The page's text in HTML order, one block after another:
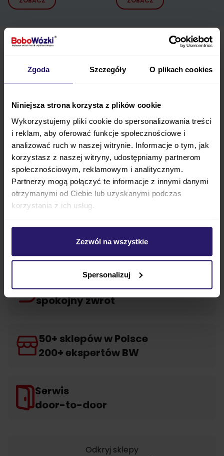
Zgoda Szczegóły O plikach cookies
Niniejsza strona korzysta z plików cookie
Wykorzystujemy pliki cookie do spersonalizowania treści
i reklam, aby oferować funkcje społecznościowe i
analizować ruch w naszej witrynie. Informacje o tym, jak
korzystasz z naszej witryny, udostępniamy partnerom
społecznościowym, reklamowym i analitycznym.
Partnerzy mogą połączyć te informacje z innymi danymi
otrzymanymi od Ciebie lub uzyskanymi podczas
korzystania z ich usług.
Zezwól na wszystkie
Spersonalizuj
Opis
Opis wkładki do wózków KOBI / XARi MIMA
Wymienna wkładka pozwalająca na zmianę koloru
wózka Mima Kobi lub Mima Xari. Zestaw posiada
również szelki bezpieczeństwa.
Materiał: 100% poliester; wypełnienie 100% poliester.
Parametry techniczne
FAQ
100 dni na
spokojny zwrot
50+ sklepów w Polsce
200+ ekspertów BW
Serwis
door-to-door
Odkryj sklepy